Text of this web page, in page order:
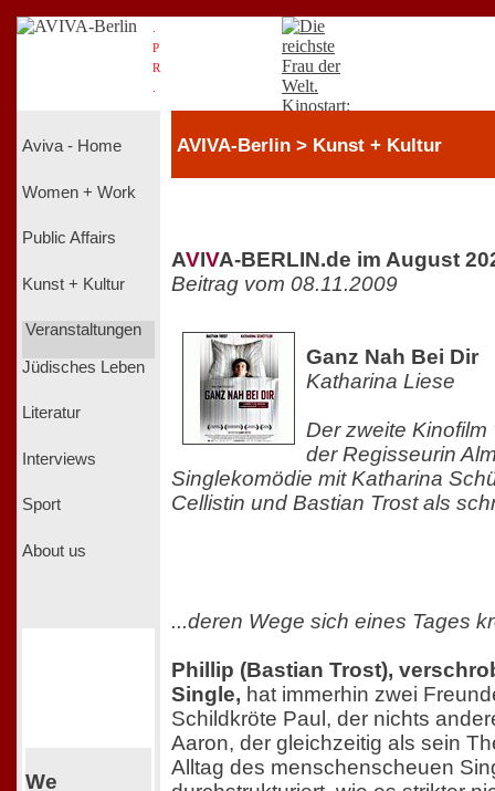
P
R
Aviva - Home
Women + Work
Public Affairs
Kunst + Kultur
Veranstaltungen
Jüdisches Leben
Literatur
Interviews
Sport
About us
We
AVIVA-Berlin > Kunst + Kultur
AVIVA-BERLIN.de im August
Beitrag vom 08.11.2009
Ganz Nah Bei Dir
Katharina Liese
Der zweite
der Regisseurin
Singlekomödie mit Katharina
Cellistin und Bastian Trost als
...deren Wege sich eines Tages
Phillip (Bastian Trost),
Single, hat immerhin zwei
Schildkröte Paul, der nichts
Aaron, der gleichzeitig als sein
Alltag des menschenscheuen